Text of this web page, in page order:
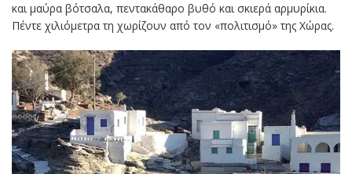
και μαύρα βότσαλα, πεντακάθαρο βυθό και σκιερά αρμυρίκια.
Πέντε χιλιόμετρα τη χωρίζουν από τον «πολιτισμό» της Χώρας.